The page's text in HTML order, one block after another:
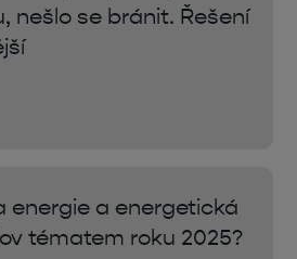
nešlo se bránit. Řešení
energie a energetická
tématem roku 2025?